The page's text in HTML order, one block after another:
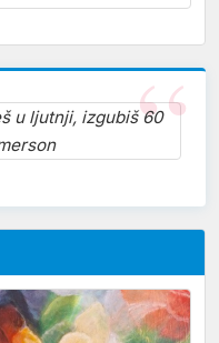
u ljutnji, izgubiš 60